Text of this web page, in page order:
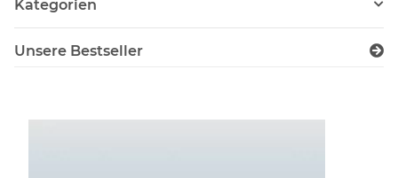
Kategorien
Unsere Bestseller